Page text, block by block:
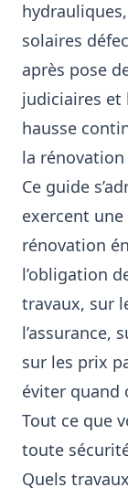
solaires
après pose
judiciaires et
hausse
la
Ce guide
exercent
rénovation
l’obligation
travaux, sur
l’assurance,
sur les prix
éviter quand
Tout ce que
toute
Quels